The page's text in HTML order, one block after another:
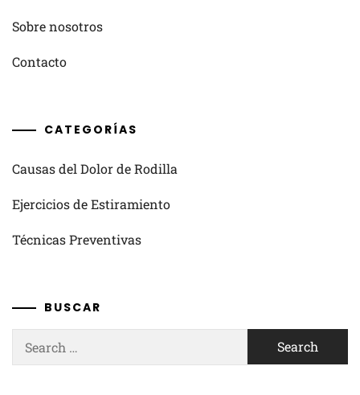
Sobre nosotros
Contacto
CATEGORÍAS
Causas del Dolor de Rodilla
Ejercicios de Estiramiento
Técnicas Preventivas
BUSCAR
for: